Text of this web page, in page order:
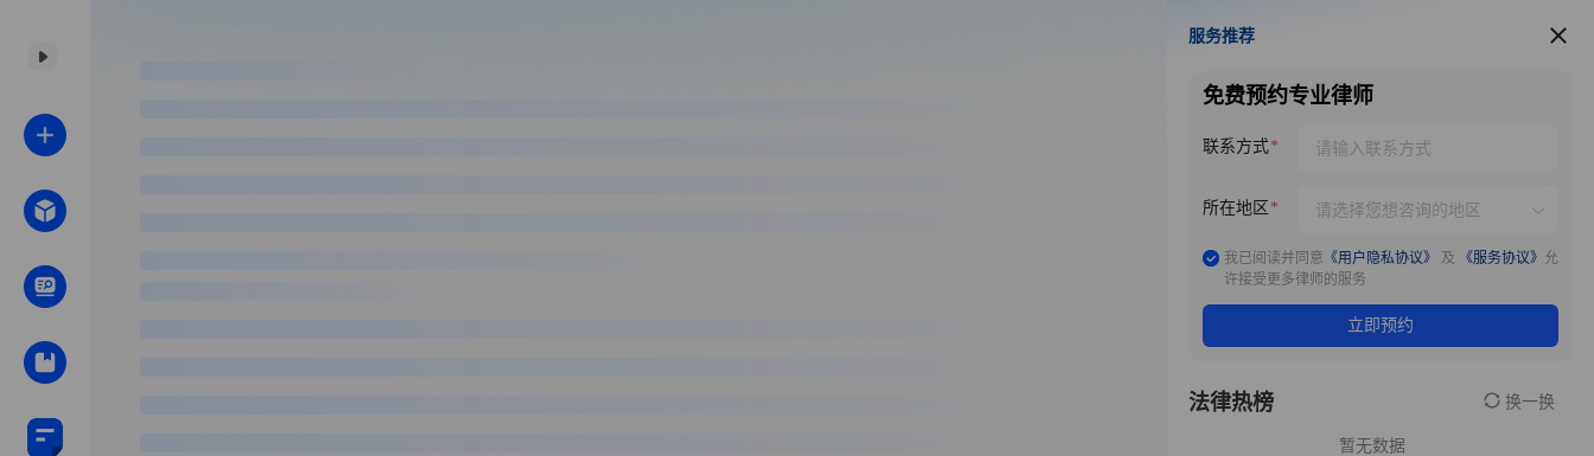
服务推荐
服务推荐
免费预约专业律师
联系方式
所在地区
我已阅读并同意 《用户隐私协议》 及 《服务协议》 允
许接受更多律师的服务
立即预约
法律热榜 换一换
暂无数据